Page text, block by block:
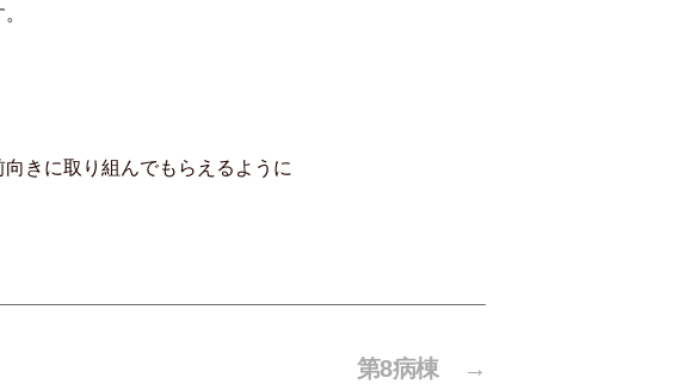
きに取り組んでもらえるように
→
第8病棟